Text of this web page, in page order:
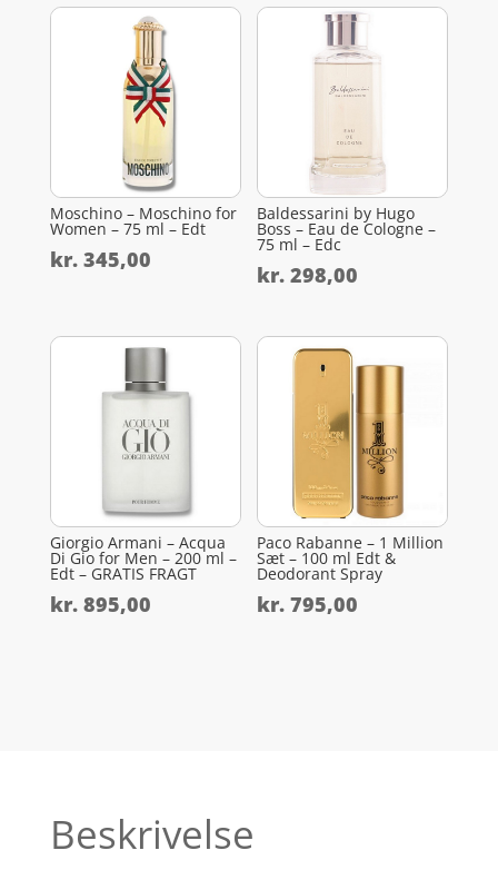
Moschino – Moschino for
Women – 75 ml – Edt
kr.345,00
Baldessarini by Hugo
Boss – Eau de Cologne –
75 ml – Edc
kr. 298,00
Giorgio Armani – Acqua
Di Gio for Men – 200 ml –
Edt – GRATIS FRAGT
kr.895,00
Paco Rabanne – 1 Million
Sæt – 100 ml Edt &
Deodorant Spray
kr. 795,00
Beskrivelse